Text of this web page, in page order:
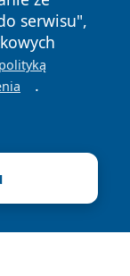
serwisu",
polityką
.
Polityka
Cookies